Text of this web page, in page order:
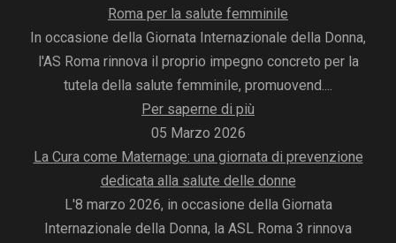
Roma per la salute femminile
In occasione della Giornata Internazionale della Donna,
l'AS Roma rinnova il proprio impegno concreto per la
tutela della salute femminile, promuovend....
Per saperne di più
05 Marzo 2026
La Cura come Maternage: una giornata di prevenzione
dedicata alla salute delle donne
L'8 marzo 2026, in occasione della Giornata
Internazionale della Donna, la ASL Roma 3 rinnova